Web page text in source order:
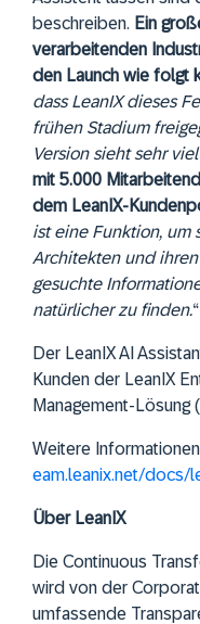
beschreiben. Ein
verarbeitenden
den Launch wie folgt
dass LeanIX dieses
frühen Stadium
Version sieht sehr
mit 5.000
dem LeanIX-
ist eine Funktion, um
Architekten und
gesuchte
natürlicher zu finden.“
Der LeanIX AI
Kunden der LeanIX
Management-Lösung
Weitere
eam.leanix.net/docs/
Über LeanIX
Die Continuous
wird von der
umfassende